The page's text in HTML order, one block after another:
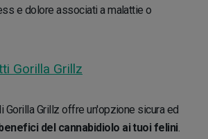
e dolore associati a malattie o
Gorilla Grillz
Gorilla Grillz offre un'opzione sicura ed
benefici del cannabidiolo ai tuoi felini.